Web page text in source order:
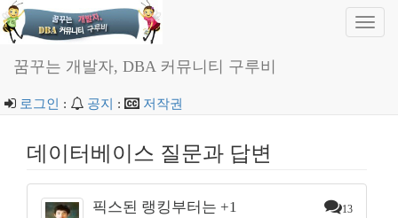
꿈꾸는 개발자, DBA 커뮤니티 구루비
로그인 : 공지 : 저작권
데이터베이스 질문과 답변
픽스된 랭킹부터는 +1 13